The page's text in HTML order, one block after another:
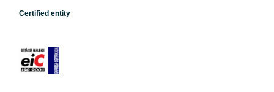
Certified entity